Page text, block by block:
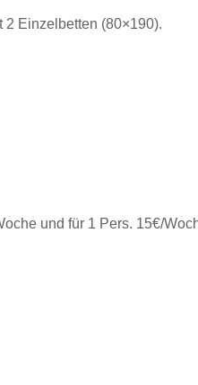
2 Einzelbetten (80×190).
und für 1 Pers. 15€/